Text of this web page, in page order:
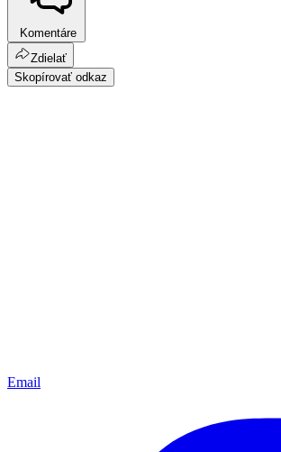
Komentáre
Zdielať
Skopírovať odkaz
Email